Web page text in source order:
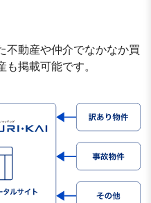
不動産や仲介でなかなか買
も掲載可能です。